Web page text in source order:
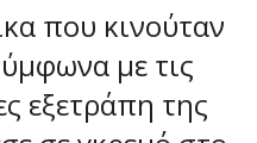
που κινούταν
με τις
εξετράπη της